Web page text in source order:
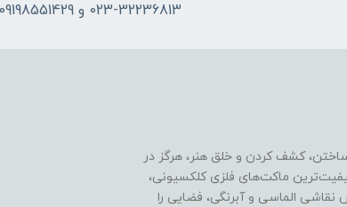
023-32236813 و 09198551429
کشف کردن و خلق هنر، هرگز در
ماکت‌های فلزی کلکسیونی،
الماسی و آبرنگی، فضایی را